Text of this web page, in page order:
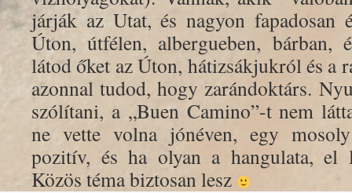
járják az Utat, és nagyon
Úton, útfélen, albergueben, bárban,
látod őket az Úton, hátizsákjukról és a
azonnal tudod, hogy zarándoktárs.
szólítani, a „Buen Camino”-t nem
ne vette volna jónéven, egy
pozitív, és ha olyan a hangulata, el
Közös téma biztosan lesz